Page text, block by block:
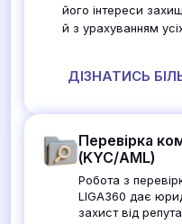
його інтереси
й з урахуванням
ДІЗНАТИСЬ
Перевірка
(KYC/AML)
Робота з
LIGA360 дає
захист від